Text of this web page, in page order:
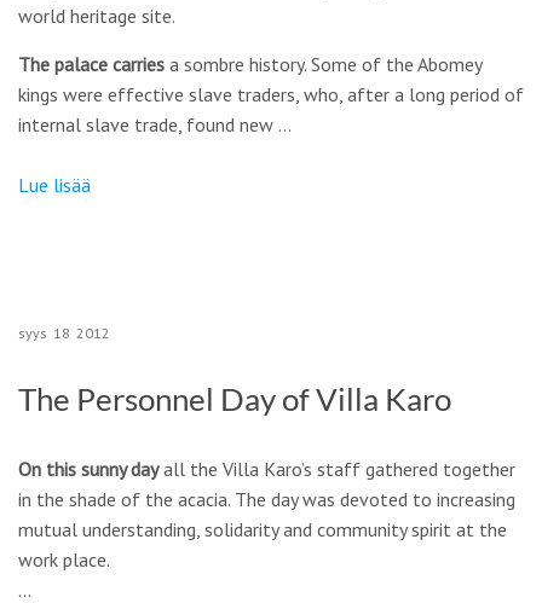
world heritage site.
The palace carries a sombre history. Some of the Abomey
kings were effective slave traders, who, after a long period of
internal slave trade, found new …
Lue lisää
syys 18 2012
The Personnel Day of Villa Karo
On this sunny dayall the Villa Karo’s staff gathered together
in the shade of the acacia. The day was devoted to increasing
mutual understanding, solidarity and community spirit at the
work place.
…